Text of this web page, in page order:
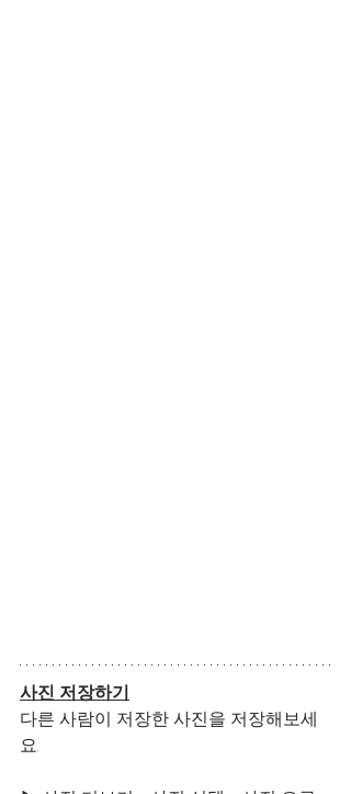
사진 저장하기
다른 사람이 저장한 사진을 저장해보세
요.